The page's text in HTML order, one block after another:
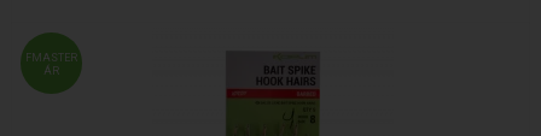
FMASTER
ÁR